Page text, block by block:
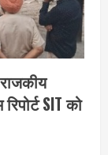
SIT को